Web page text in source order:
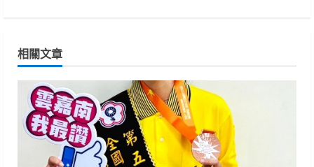
i
n
e
相關文章